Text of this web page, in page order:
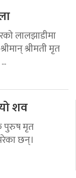
लालझाडीमा
श्रीमती मृत
शव
पुरुष मृत
छन्।